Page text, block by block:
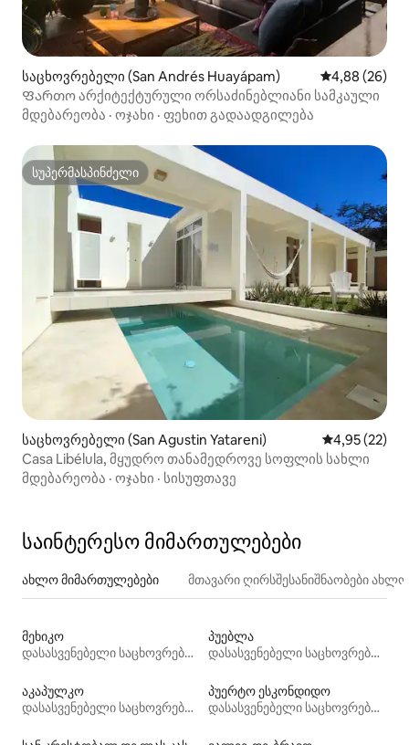
საცხოვრებელი (San Andrés Huayápam) საშუალო
4,88 (26)
Ფართო არქიტექტურული ორსაძინებლიანი სამკაული
მდებარეობა · ოჯახი · ფეხით გადაადგილება
სუპერმასპინძელი
სუპერმასპინძელი
საცხოვრებელი (San Agustin Yatareni) საშუალო
4,95 (22)
Casa Libélula, მყუდრო თანამედროვე სოფლის სახლი
მდებარეობა · ოჯახი · სისუფთავე
საინტერესო მიმართულებები
ახლო მიმართულებები მთავარი ღირსშესანიშნაობები
მეხიკო
დასასვენებელი საცხოვრებლები
პუებლა
დასასვენებელი საცხოვრებლები
აკაპულკო
დასასვენებელი საცხოვრებლები
პუერტო ესკონდიდო
დასასვენებელი საცხოვრებლები